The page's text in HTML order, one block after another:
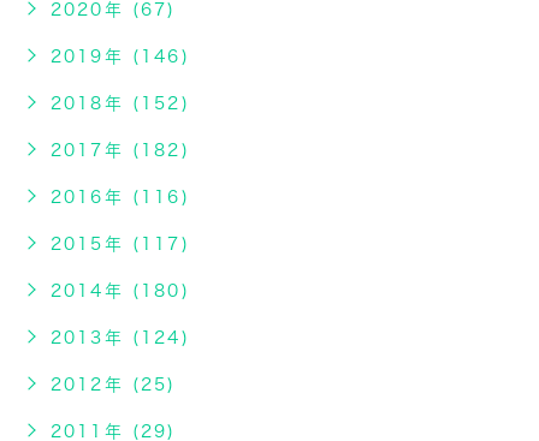
2020年 (67)
2019年 (146)
2018年 (152)
2017年 (182)
2016年 (116)
2015年 (117)
2014年 (180)
2013年 (124)
2012年 (25)
2011年 (29)